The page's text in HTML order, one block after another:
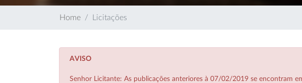
Home Licitações
AVISO
Senhor Licitante: As publicações anteriores à 07/02/2019 se encontram